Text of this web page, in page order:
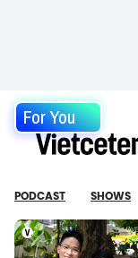
For You
PODCAST SHOWS